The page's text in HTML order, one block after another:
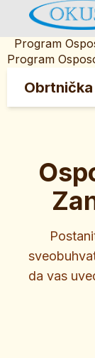
Program
Program
Obrtnička
da vas